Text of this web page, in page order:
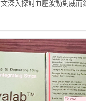
深入探討血壓波動對威而
提升性生活品質。